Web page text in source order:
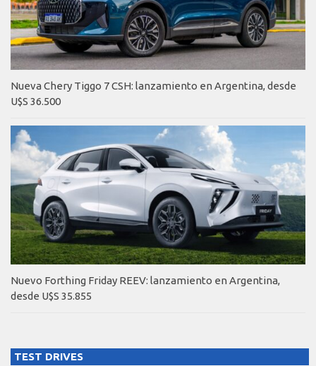
Nueva Chery Tiggo 7 CSH: lanzamiento en Argentina, desde
U$S 36.500
Nuevo Forthing Friday REEV: lanzamiento en Argentina,
desde U$S 35.855
TEST DRIVES